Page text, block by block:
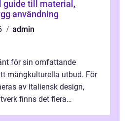
användning
admin
för sin omfattande
mångkulturella utbud. För
av italiensk design,
finns det flera